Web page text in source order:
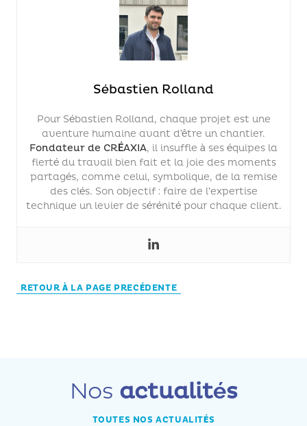
Sébastien Rolland
Pour Sébastien Rolland, chaque projet est une
aventure humaine avant d’être un chantier.
Fondateur de CRÉAXIA, il insuffle à ses équipes la
fierté du travail bien fait et la joie des moments
partagés, comme celui, symbolique, de la remise
des clés. Son objectif : faire de l’expertise
technique un levier de sérénité pour chaque client.
RETOUR À LA PAGE PRECÉDENTE
Nos actualités
TOUTES NOS ACTUALITÉS